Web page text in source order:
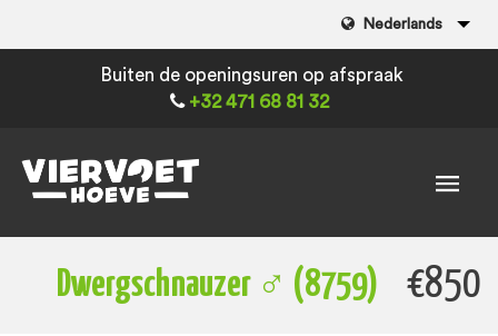
Nederlands
Buiten de openingsuren op afspraak
+32 471 68 81 32
Dwergschnauzer ♂ (8759) €850